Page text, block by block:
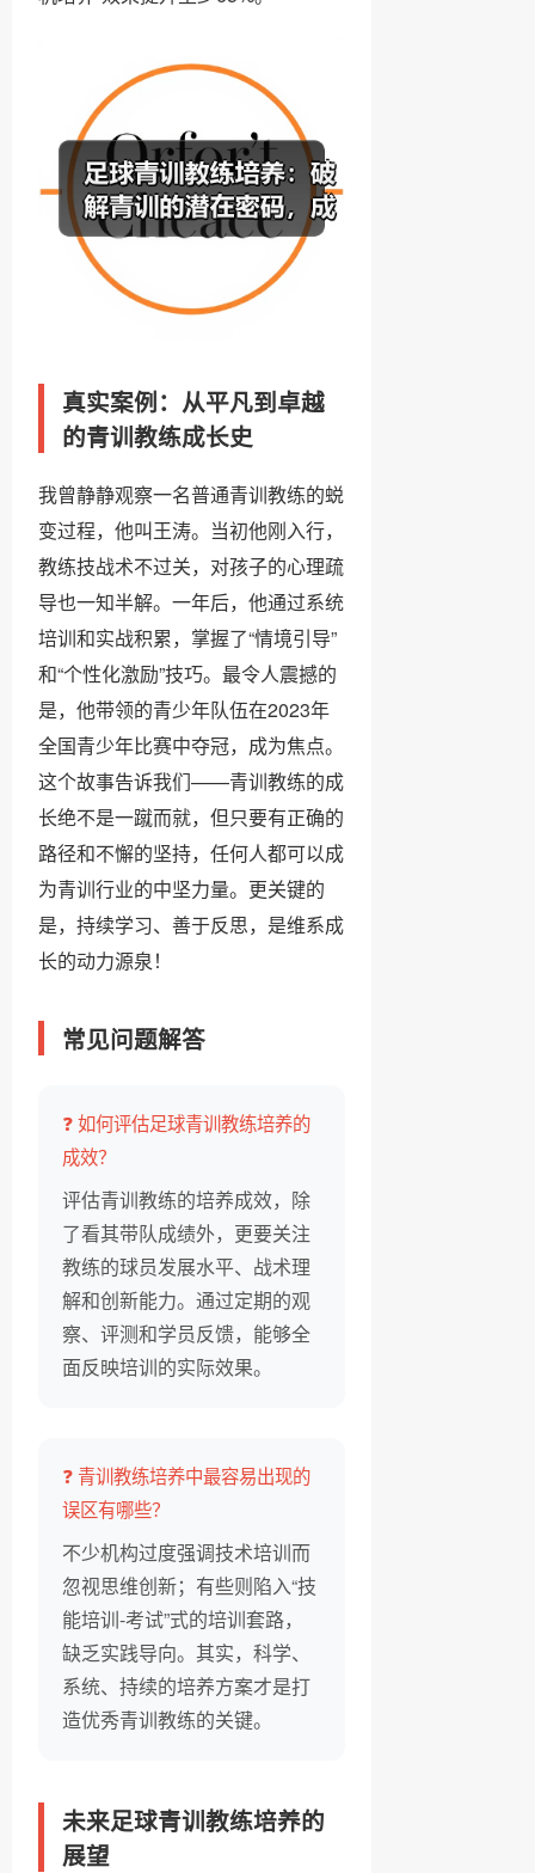
真实案例：从平凡到卓越
的青训教练成长史
我曾静静观察一名普通青训教练的蜕
变过程，他叫王涛。当初他刚入行，
教练技战术不过关，对孩子的心理疏
导也一知半解。一年后，他通过系统
培训和实战积累，掌握了“情境引导”
和“个性化激励”技巧。最令人震撼的
是，他带领的青少年队伍在2023年
全国青少年比赛中夺冠，成为焦点。
这个故事告诉我们——青训教练的成
长绝不是一蹴而就，但只要有正确的
路径和不懈的坚持，任何人都可以成
为青训行业的中坚力量。更关键的
是，持续学习、善于反思，是维系成
长的动力源泉！
常见问题解答
❓ 如何评估足球青训教练培养的
成效？
评估青训教练的培养成效，除
了看其带队成绩外，更要关注
教练的球员发展水平、战术理
解和创新能力。通过定期的观
察、评测和学员反馈，能够全
面反映培训的实际效果。
❓ 青训教练培养中最容易出现的
误区有哪些？
不少机构过度强调技术培训而
忽视思维创新；有些则陷入“技
能培训-考试”式的培训套路，
缺乏实践导向。其实，科学、
系统、持续的培养方案才是打
造优秀青训教练的关键。
未来足球青训教练培养的
展望